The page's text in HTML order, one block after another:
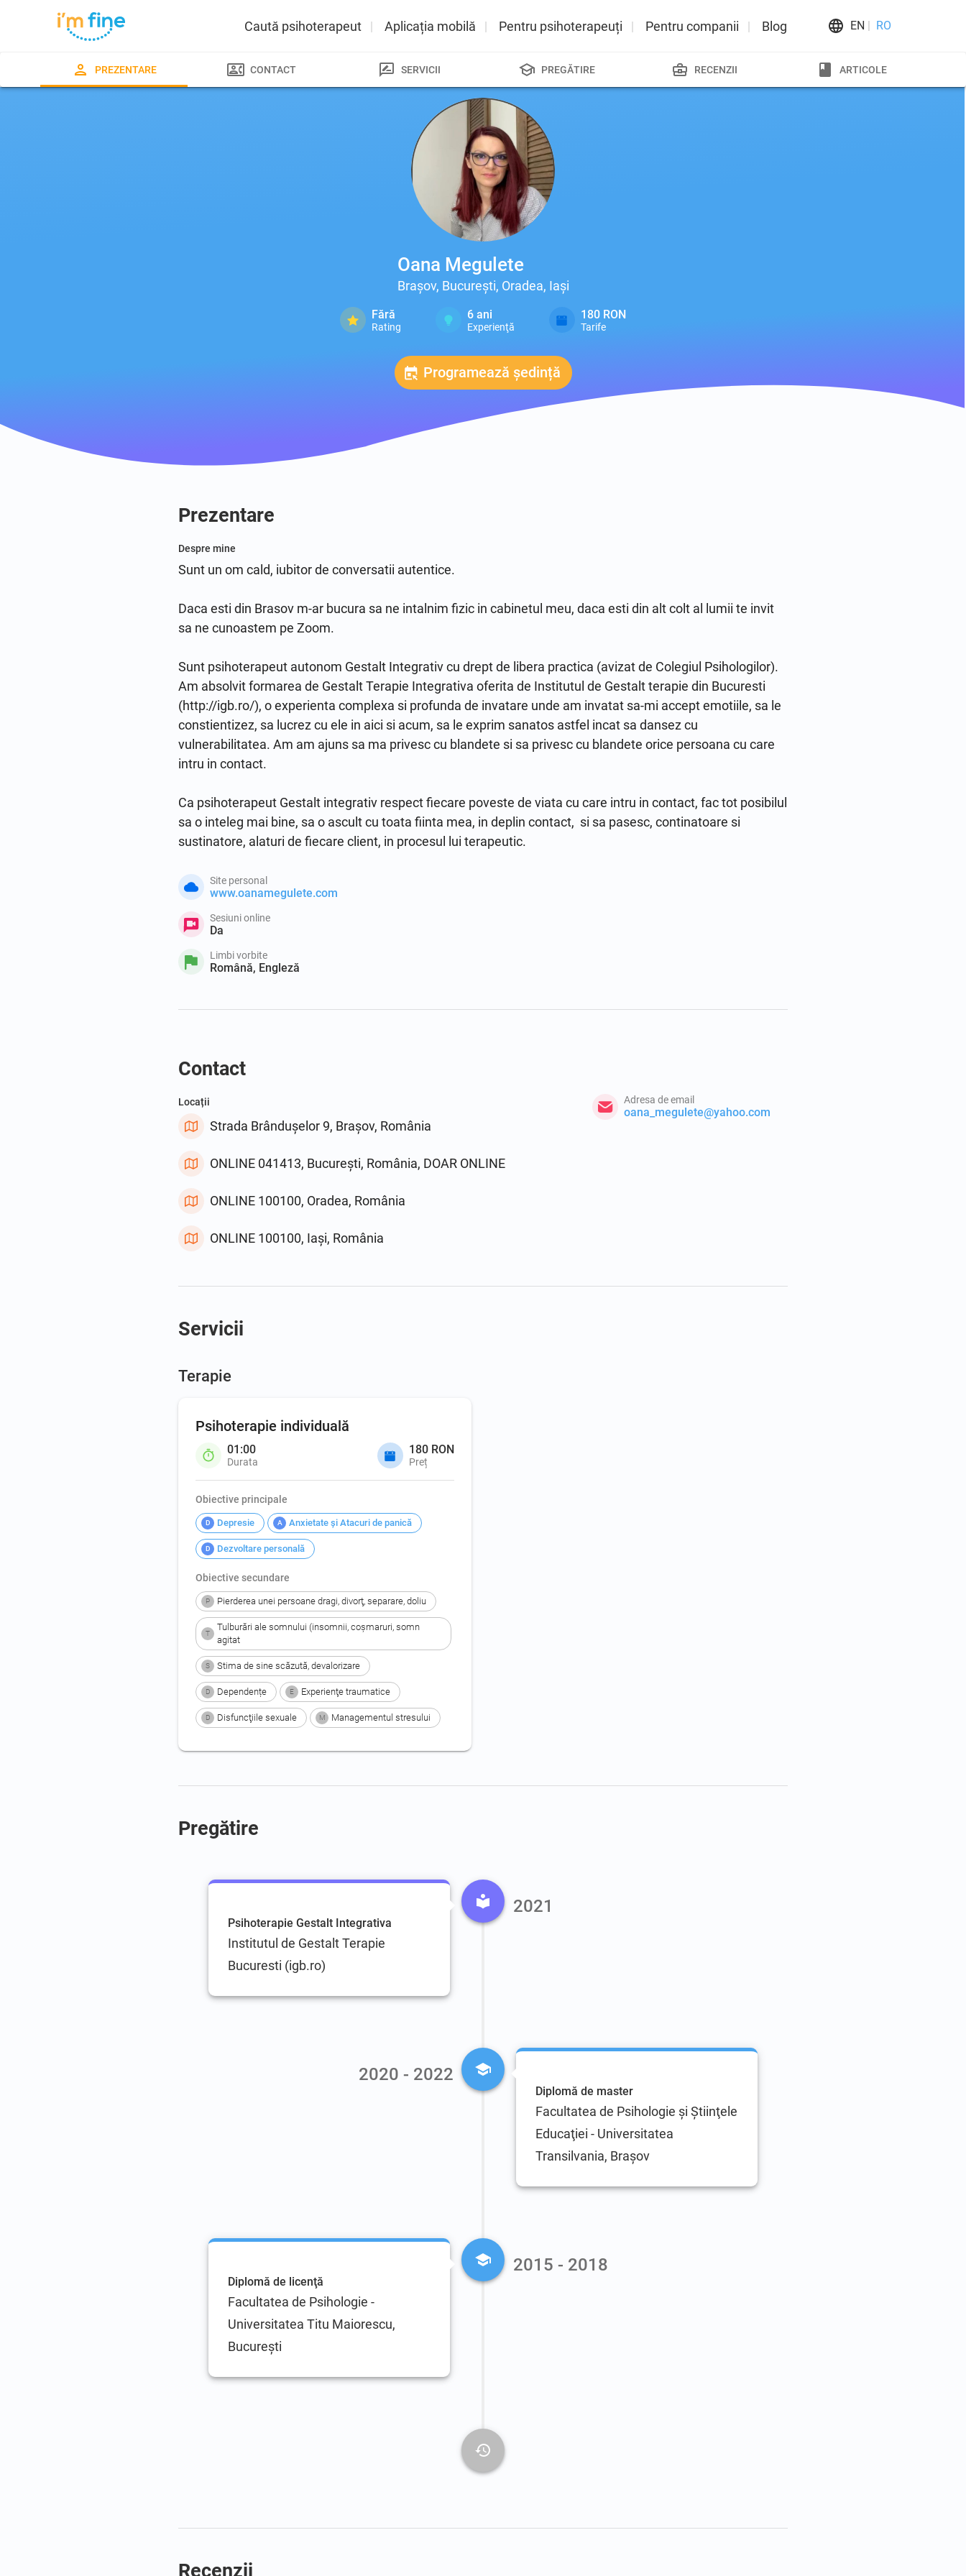
Caută psihoterapeut Aplicația mobilă Pentru psihoterapeuți Pentru companii Blog EN RO
Oana Megulete
Brașov, București, Oradea, Iași
Fără
Rating
6 ani
Experienţă
180 RON
Tarife
Programează ședință
PREZENTARE CONTACT SERVICII PREGĂTIRE RECENZII ARTICOLE
Prezentare
Despre mine
Sunt un om cald, iubitor de conversatii autentice.
Daca esti din Brasov m-ar bucura sa ne intalnim fizic in cabinetul meu, daca esti din alt colt al lumii te invit
sa ne cunoastem pe Zoom.
Sunt psihoterapeut autonom Gestalt Integrativ cu drept de libera practica (avizat de Colegiul Psihologilor).
Am absolvit formarea de Gestalt Terapie Integrativa oferita de Institutul de Gestalt terapie din Bucuresti
(http://igb.ro/), o experienta complexa si profunda de invatare unde am invatat sa-mi accept emotiile, sa le
constientizez, sa lucrez cu ele in aici si acum, sa le exprim sanatos astfel incat sa dansez cu
vulnerabilitatea. Am am ajuns sa ma privesc cu blandete si sa privesc cu blandete orice persoana cu care
intru in contact.
Ca psihoterapeut Gestalt integrativ respect fiecare poveste de viata cu care intru in contact, fac tot posibilul
sa o inteleg mai bine, sa o ascult cu toata fiinta mea, in deplin contact,  si sa pasesc, continatoare si
sustinatore, alaturi de fiecare client, in procesul lui terapeutic.
www.oanamegulete.com
Site personal
Da
Sesiuni online
Română, Engleză
Limbi vorbite
Contact
Locații
Strada Brândușelor 9, Brașov, România
ONLINE 041413, București, România, DOAR ONLINE
ONLINE 100100, Oradea, România
ONLINE 100100, Iași, România
oana_megulete@yahoo.com
Adresa de email
Servicii
Terapie
Psihoterapie individuală
01:00
Durata
180 RON
Preț
Obiective principale
D Depresie A Anxietate şi Atacuri de panică
D Dezvoltare personală
Obiective secundare
P Pierderea unei persoane dragi, divorţ, separare, doliu
T
Tulburări ale somnului (insomnii, coşmaruri, somn
agitat
S Stima de sine scăzută, devalorizare
D Dependențe E Experienţe traumatice
D Disfuncţiile sexuale M Managementul stresului
Pregătire
Psihoterapie Gestalt Integrativa
Institutul de Gestalt Terapie
Bucuresti (igb.ro)
2021
Diplomă de master
Facultatea de Psihologie şi Ştiinţele
Educaţiei - Universitatea
Transilvania, Braşov
2020 - 2022
Diplomă de licenţă
Facultatea de Psihologie -
Universitatea Titu Maiorescu,
Bucureşti
2015 - 2018
Recenzii